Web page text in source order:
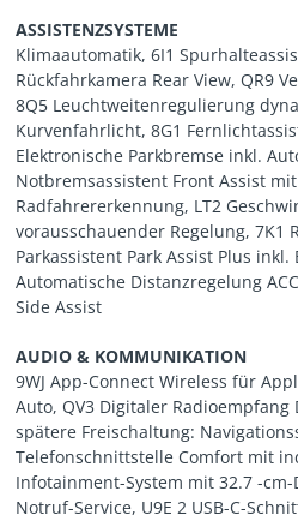
ASSISTENZSYSTEME
Klimaautomatik, 6I1
Rückfahrkamera Rear View, QR9
8Q5 Leuchtweitenregulierung
Kurvenfahrlicht, 8G1
Elektronische Parkbremse inkl.
Notbremsassistent Front Assist
Radfahrererkennung, LT2
vorausschauender Regelung, 7K1
Parkassistent Park Assist Plus inkl.
Automatische Distanzregelung
Side Assist
AUDIO & KOMMUNIKATION
9WJ App-Connect Wireless für
Auto, QV3 Digitaler Radioempfang
spätere Freischaltung:
Telefonschnittstelle Comfort mit
Infotainment-System mit 32.7 -cm-
Notruf-Service, U9E 2 USB-C-